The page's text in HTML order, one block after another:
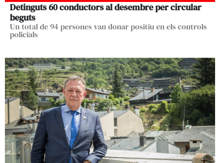
Detinguts 60 conductors al desembre per circular
beguts
Un total de 94 persones van donar positiu en els controls
policials